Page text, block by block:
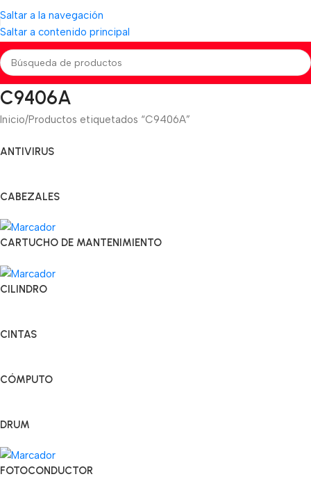
Saltar a la navegación
Saltar a contenido principal
C9406A
Inicio Productos etiquetados “C9406A”
ANTIVIRUS
CABEZALES
CARTUCHO DE MANTENIMIENTO
CILINDRO
CINTAS
CÓMPUTO
DRUM
FOTOCONDUCTOR